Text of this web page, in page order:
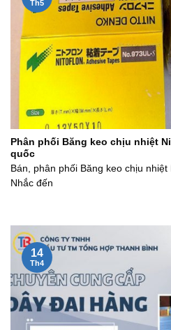
Phân phối Băng keo chịu nhiệt
quốc
Bán, phân phối Băng keo chịu
Nhắc đến
Th5
14
Th4